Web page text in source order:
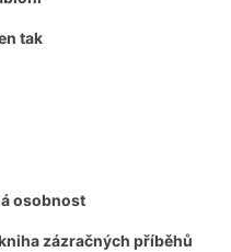
tak
osobnost
zázračných příběhů